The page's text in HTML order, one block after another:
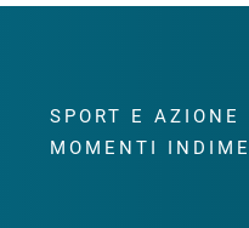
SPORT E AZIONE
MOMENTI